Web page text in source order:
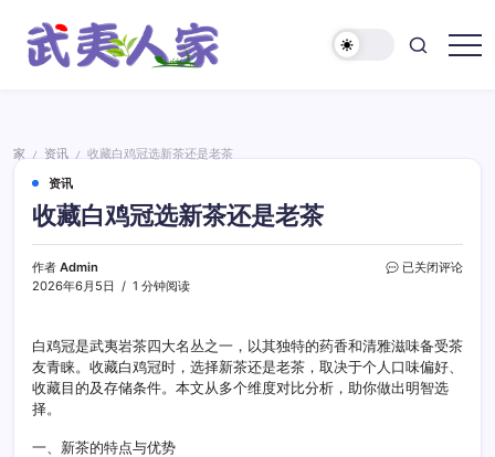
家
家 / 资讯 /
收藏白鸡冠选新茶还是老茶
资讯
收藏白鸡冠选新茶还是老茶
作者 Admin
2026年6月5日
1 分钟阅读
收
冠
选
新
茶
已关闭评论
白鸡冠是武夷岩茶四大名丛之一，以其独特的药香和清雅滋味备受茶
友青睐。收藏白鸡冠时，选择新茶还是老茶，取决于个人口味偏好、
收藏目的及存储条件。本文从多个维度对比分析，助你做出明智选
择。
一、新茶的特点与优势